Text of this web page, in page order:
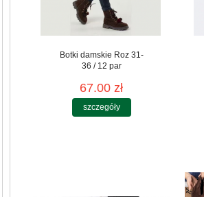
Botki damskie Roz 31-
36 / 12 par
67.00 zł
szczegóły